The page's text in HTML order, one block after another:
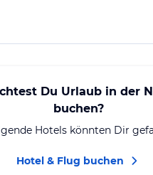
Du Urlaub in der
buchen?
Hotels könnten Dir
Hotel & Flug buchen